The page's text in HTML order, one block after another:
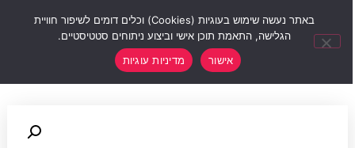
באתר נעשה שימוש בעוגיות (Cookies) וכלים דומים לשיפור חוויית
הגלישה, התאמת תוכן אישי וביצוע ניתוחים סטטיסטיים.
אישור
מדיניות עוגיות